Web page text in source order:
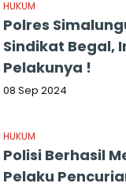
HUKUM
Polres
Sindikat Begal,
Pelakunya !
08 Sep 2024
HUKUM
Polisi Berhasil
Pelaku